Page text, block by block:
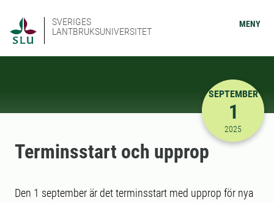
SVERIGES
LANTBRUKSUNIVERSITET
MENY
2025-09-
SEPTEMBER
1
2025
Terminsstart och upprop
Den 1 september är det terminsstart med upprop för nya